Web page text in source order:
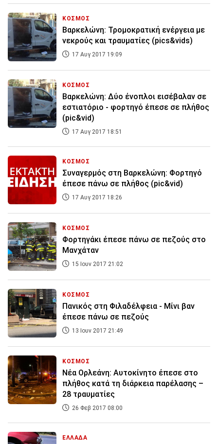
ΚΟΣΜΟΣ
Βαρκελώνη: Τρομοκρατική ενέργεια με
νεκρούς και τραυματίες (pics&vids)
17 Αυγ 2017 19:09
ΚΟΣΜΟΣ
Βαρκελώνη: Δύο ένοπλοι εισέβαλαν σε
εστιατόριο - φορτηγό έπεσε σε πλήθος
(pic&vid)
17 Αυγ 2017 18:51
ΚΟΣΜΟΣ
Συναγερμός στη Βαρκελώνη: Φορτηγό
έπεσε πάνω σε πλήθος (pic&vid)
17 Αυγ 2017 18:26
ΚΟΣΜΟΣ
Φορτηγάκι έπεσε πάνω σε πεζούς στο
Μανχάταν
15 Ιουν 2017 21:02
ΚΟΣΜΟΣ
Πανικός στη Φιλαδέλφεια - Μίνι βαν
έπεσε πάνω σε πεζούς
13 Ιουν 2017 21:49
ΚΟΣΜΟΣ
Νέα Ορλεάνη: Αυτοκίνητο έπεσε στο
πλήθος κατά τη διάρκεια παρέλασης –
28 τραυματίες
26 Φεβ 2017 08:00
ΕΛΛΑΔΑ